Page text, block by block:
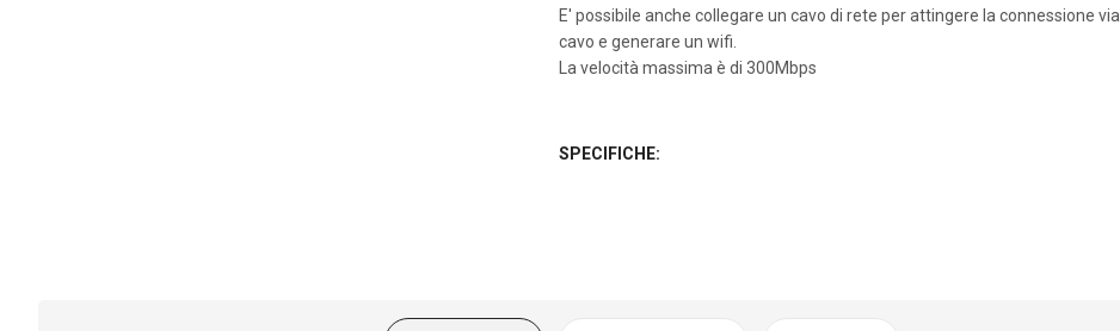
E' possibile anche collegare un cavo di rete per attingere la connessione via
cavo e generare un wifi.
La velocità massima è di 300Mbps
SPECIFICHE: